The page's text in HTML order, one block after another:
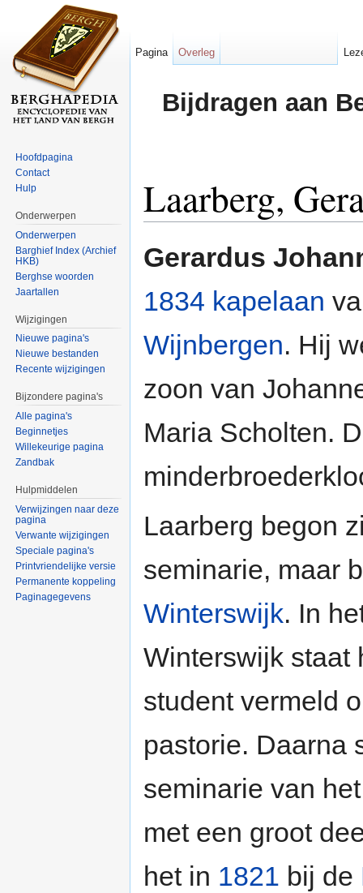
Bijdragen aan
Laarberg,
Gerardus
1834 kapelaan
Wijnbergen. Hij
zoon van
Maria Scholten.
Laarberg begon
seminarie, maar
Winterswijk. In
Winterswijk
student vermeld
pastorie. Daarna
seminarie van
met een groot
het in 1821 bij de
Pagina Overleg
Hoofdpagina
Contact
Hulp
Onderwerpen
Onderwerpen
Barghief Index (Archief
HKB)
Berghse woorden
Jaartallen
Wijzigingen
Nieuwe pagina's
Nieuwe bestanden
Recente wijzigingen
Bijzondere pagina's
Alle pagina's
Beginnetjes
Willekeurige pagina
Zandbak
Hulpmiddelen
Verwijzingen naar deze
pagina
Verwante wijzigingen
Speciale pagina's
Printvriendelijke versie
Permanente koppeling
Paginagegevens